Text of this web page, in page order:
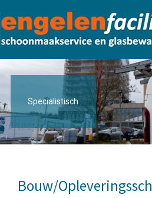
to
content
Specialistisch
Bouw/